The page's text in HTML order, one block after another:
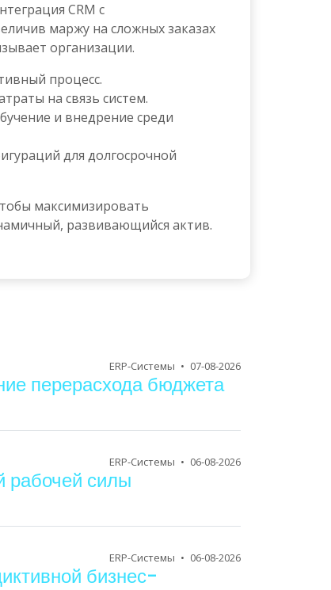
CRM с
маржу на сложных заказах
организации.
процесс.
на связь систем.
и внедрение среди
для долгосрочной
максимизировать
развивающийся актив.
ERP-Системы • 07-08-2026
перерасхода бюджета
ERP-Системы • 06-08-2026
рабочей силы
ERP-Системы • 06-08-2026
бизнес-